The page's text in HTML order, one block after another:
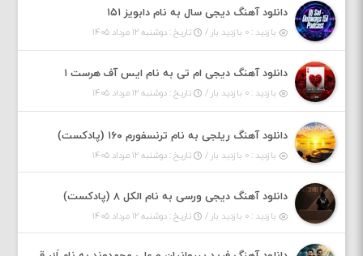
دانلود آهنگ دیجی سال به نام دابویز ۱۵۱
بازدید : ۰ بازدید بار / تاریخ : دوشنبه ۱۲ مرداد ۱۴۰۵
دانلود آهنگ دیجی ام تی به نام ایس آف هرست ۱
بازدید : ۰ بازدید بار / تاریخ : دوشنبه ۱۲ مرداد ۱۴۰۵
دانلود آهنگ ریلجی به نام ترنسفورم ۱۶۰ (پادکست)
بازدید : ۰ بازدید بار / تاریخ : دوشنبه ۱۲ مرداد ۱۴۰۵
دانلود آهنگ دیجی ورسی به نام الکل ۸ (پادکست)
بازدید : ۰ بازدید بار / تاریخ : دوشنبه ۱۲ مرداد ۱۴۰۵